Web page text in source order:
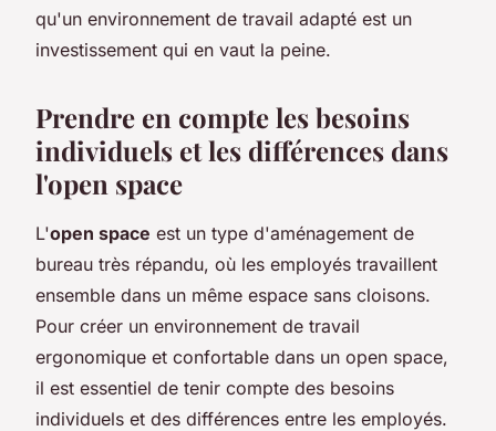
qu'un environnement de travail adapté est un
investissement qui en vaut la peine.
Prendre en compte les besoins
individuels et les différences dans
l'open space
L'open space est un type d'aménagement de
bureau très répandu, où les employés travaillent
ensemble dans un même espace sans cloisons.
Pour créer un environnement de travail
ergonomique et confortable dans un open space,
il est essentiel de tenir compte des besoins
individuels et des différences entre les employés.